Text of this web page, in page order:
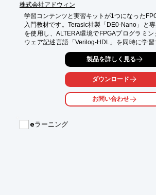
株式会社アドウィン
学習コンテンツと実習キットが1つになった
入門教材です。Terasic社製「DE0-Nano」と
を使用し、ALTERA環境でFPGAプログラミ
ウェア記述言語「Verilog-HDL」を同時に学習
す。導入部である環境構築から丁寧に解説した
式で理解を深められるコンテンツ構成となって
◎ALTERA社の開発環境でFPGA学習を始めた
◎開発環境の構築とFPGAの基本回路を網羅し
◎DE0-Nanoと専用ボードの組み合わせで実習
◎ハードウェア記述言語「Verilog-HDL」を同時
を収録
製品を詳しく見る
ダウンロード
お問い合わせ
eラーニング